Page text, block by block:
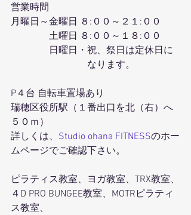
営業時間
月曜日～金曜日 ８:００～２１:００
土曜日 ８:００～１８:００
日曜日・祝、祭日は定休日に
なります。
P４台 自転車置場あり
瑞穂区役所駅（１番出口を北（右）へ
５０ｍ）
詳しくは、 Studio ohana FITNESSのホー
ムページでご確認下さい。
ピラティス教室、ヨガ教室、TRX教室、
４D PRO BUNGEE教室、MOTRピラティ
ス教室、